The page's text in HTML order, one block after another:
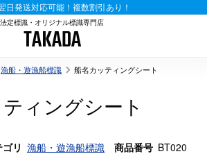
日発送対応可能！複数割引あり！
法定標識・オリジナル標識専門店
TAKADA
漁船・遊漁船標識 船名カッティングシート
ィングシート
リ 漁船・遊漁船標識 商品番号 BT020